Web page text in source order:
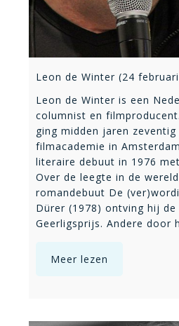
Leon de Winter (24
Leon de Winter is een
columnist en
ging midden jaren zeventig
filmacademie in
literaire debuut in 1976
Over de leegte in de
romandebuut De
Dürer (1978) ontving hij de
Geerligsprijs. Andere door
Meer lezen